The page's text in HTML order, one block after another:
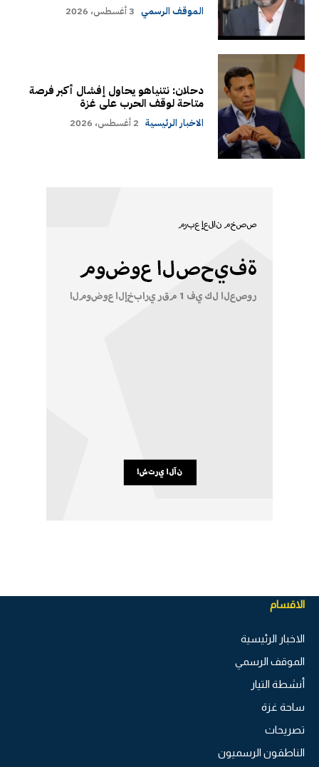
الموقف الرسمي 3 أغسطس، 2026
دحلان: نتنياهو يحاول إفشال أكبر فرصة
متاحة لوقف الحرب على غزة
الاخبار الرئيسية 2 أغسطس، 2026
الاقسام
الاخبار الرئيسية
الموقف الرسمي
أنشطة التيار
ساحة غزة
تصريحات
الناطقون الرسميون